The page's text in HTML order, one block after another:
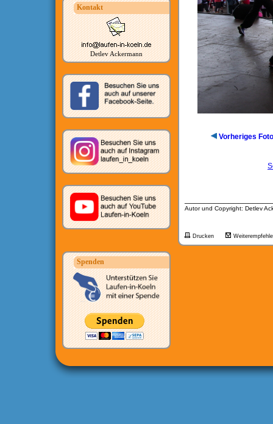
Kontakt
Detlev Ackermann
Spenden
Vorheriges Foto
Autor und Copyright: Detlev
Drucken